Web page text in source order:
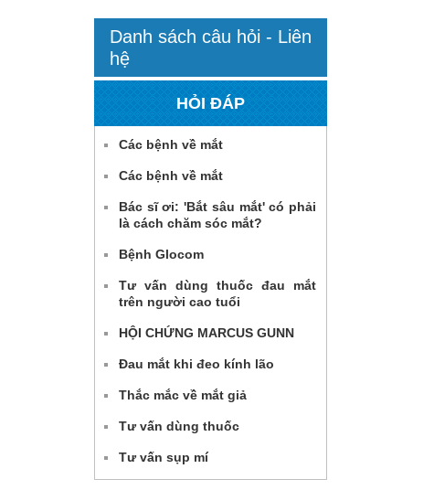
Danh sách câu hỏi - Liên
hệ
HỎI ĐÁP
Các bệnh về mắt
Các bệnh về mắt
Bác sĩ ơi: 'Bắt sâu mắt' có phải
là cách chăm sóc mắt?
Bệnh Glocom
Tư vấn dùng thuốc đau mắt
trên người cao tuổi
HỘI CHỨNG MARCUS GUNN
Đau mắt khi đeo kính lão
Thắc mắc về mắt giả
Tư vấn dùng thuốc
Tư vấn sụp mí